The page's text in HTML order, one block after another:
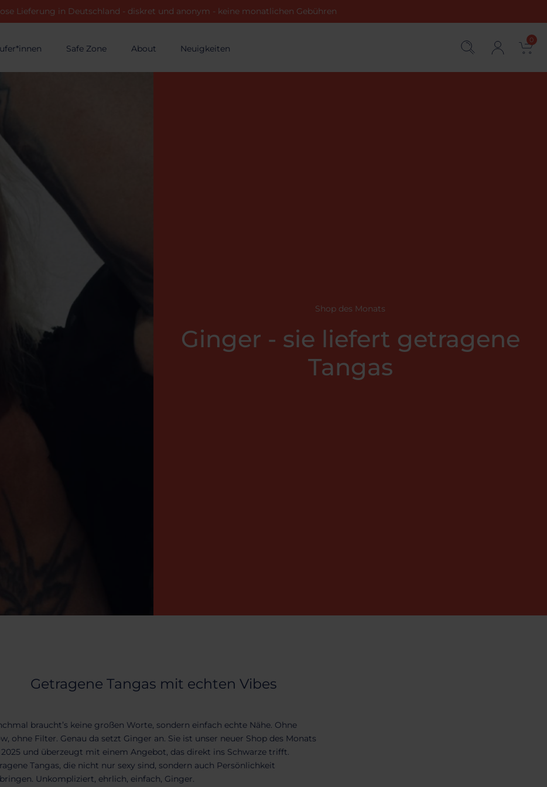
Lieferung in Deutschland - diskret und anonym - keine monatlichen Gebühren
Safe Zone About Neuigkeiten
0
Shop des Monats
Ginger - sie liefert getragene
Tangas
Getragene Tangas mit echten Vibes
braucht’s keine großen Worte, sondern einfach echte Nähe. Ohne
ohne Filter. Genau da setzt Ginger an. Sie ist unser neuer Shop des Monats
und überzeugt mit einem Angebot, das direkt ins Schwarze trifft.
Tangas, die nicht nur sexy sind, sondern auch Persönlichkeit
Unkompliziert, ehrlich, einfach, Ginger.